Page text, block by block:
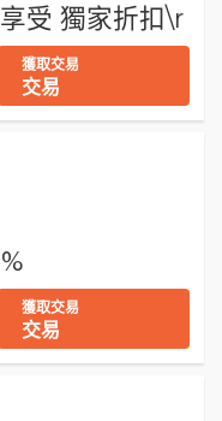
受 獨家折扣\r
獲取交易
交易
獲取交易
交易